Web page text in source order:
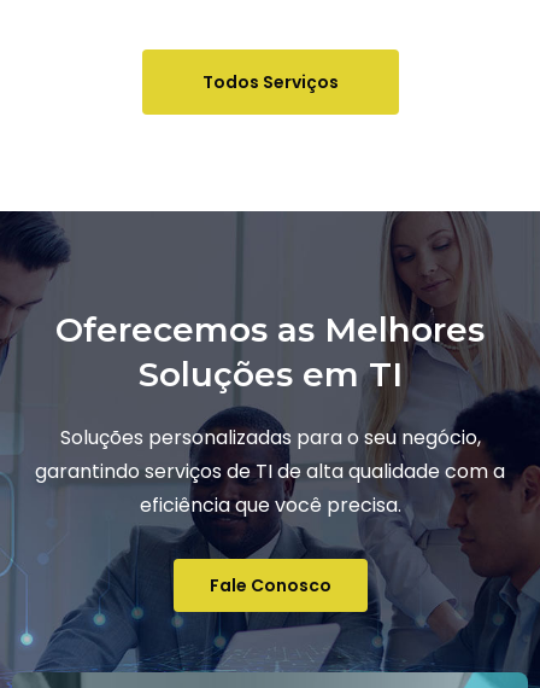
Todos Serviços
Oferecemos as Melhores
Soluções em TI
Soluções personalizadas para o seu negócio,
garantindo serviços de TI de alta qualidade com a
eficiência que você precisa.
Fale Conosco